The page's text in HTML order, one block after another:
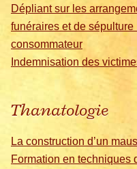
Dépliant sur les
funéraires et de
consommateur
Indemnisation des
Thanatologie
La construction d’un
Formation en techniques